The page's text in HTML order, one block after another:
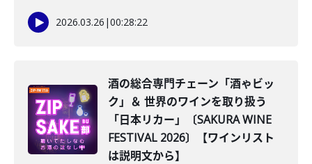
2026.03.26 |00:28:22
酒の総合専門チェーン「酒ゃビッ
ク」＆ 世界のワインを取り扱う
「日本リカー」〔SAKURA WINE
FESTIVAL 2026〕【ワインリスト
は説明文から】